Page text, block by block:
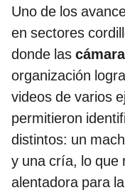
Uno de los
en sectores
donde las
organización
videos de varios
permitieron
distintos: un
y una cría, lo que
alentadora para